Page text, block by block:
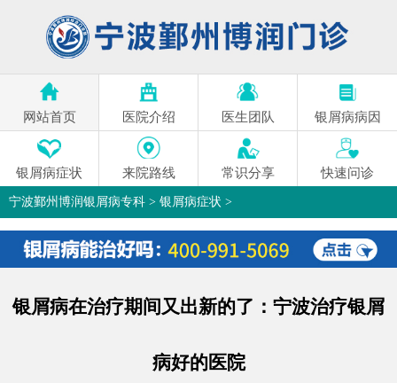
网站首页 医院介绍 医生团队 银屑病病因
银屑病症状 来院路线 常识分享 快速问诊
宁波鄞州博润银屑病专科 > 银屑病症状 >
银屑病在治疗期间又出新的了：宁波治疗银屑
病好的医院